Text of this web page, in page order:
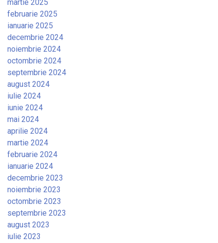
martie 2025
februarie 2025
ianuarie 2025
decembrie 2024
noiembrie 2024
octombrie 2024
septembrie 2024
august 2024
iulie 2024
iunie 2024
mai 2024
aprilie 2024
martie 2024
februarie 2024
ianuarie 2024
decembrie 2023
noiembrie 2023
octombrie 2023
septembrie 2023
august 2023
iulie 2023